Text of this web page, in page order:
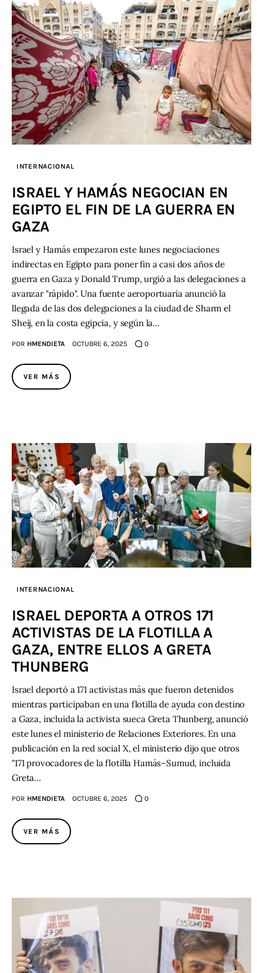
INTERNACIONAL
ISRAEL Y HAMÁS NEGOCIAN EN
EGIPTO EL FIN DE LA GUERRA EN
GAZA
Israel y Hamás empezaron este lunes negociaciones
indirectas en Egipto para poner fin a casi dos años de
guerra en Gaza y Donald Trump, urgió a las delegaciones a
avanzar "rápido". Una fuente aeroportuaria anunció la
llegada de las dos delegaciones a la ciudad de Sharm el
Sheij, en la costa egipcia, y según la…
POR HMENDIETA OCTUBRE 6, 2025 0
VER MÁS
INTERNACIONAL
ISRAEL DEPORTA A OTROS 171
ACTIVISTAS DE LA FLOTILLA A
GAZA, ENTRE ELLOS A GRETA
THUNBERG
Israel deportó a 171 activistas más que fueron detenidos
mientras participaban en una flotilla de ayuda con destino
a Gaza, incluida la activista sueca Greta Thunberg, anunció
este lunes el ministerio de Relaciones Exteriores. En una
publicación en la red social X, el ministerio dijo que otros
"171 provocadores de la flotilla Hamás–Sumud, incluida
Greta…
POR HMENDIETA OCTUBRE 6, 2025 0
VER MÁS